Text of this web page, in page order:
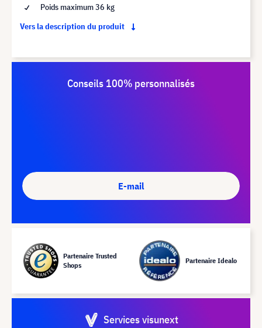
Poids maximum 36 kg
Vers la description du produit
Conseils 100% personnalisés
E-mail
Partenaire Trusted
Shops
Partenaire Idealo
Services visunext